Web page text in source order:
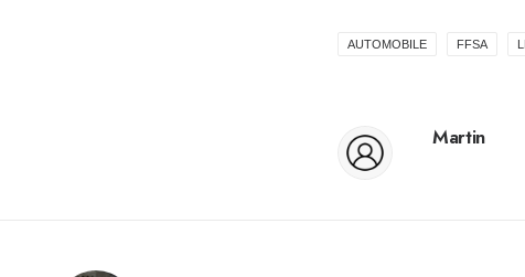
AUTOMOBILE FFSA
Martin